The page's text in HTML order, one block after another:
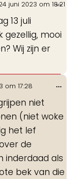
juni 2023 om 18:21
13 juli
gezellig, mooi
Wij zijn er
...
om 17:28
niet
(niet woke
het lef
de
inderdaad als
bek van die
...